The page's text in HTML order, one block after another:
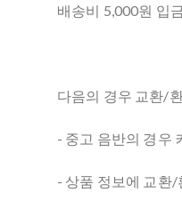
배송비 5,000원 입
다음의 경우 교환/
- 중고 음반의 경우
- 상품 정보에 교환